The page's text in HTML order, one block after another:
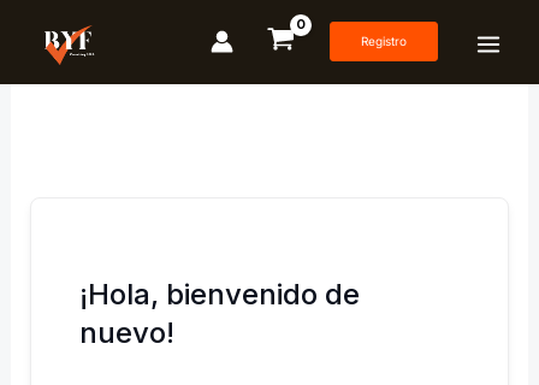
contenido
Registro
¡Hola, bienvenido de
nuevo!